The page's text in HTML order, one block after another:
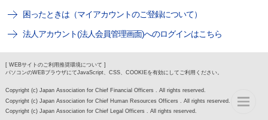
困ったときは（マイアカウントのご登録について）
法人アカウント(法人会員管理画面)へのログインはこちら
[ WEBサイトのご利用推奨環境について ]
パソコンのWEBブラウザにてJavaScript、CSS、COOKIEを有効にしてご利用ください。
Copyright (c) Japan Association for Chief Financial Officers . All rights reserved.
Copyright (c) Japan Association for Chief Human Resources Officers . All rights reserved.
Copyright (c) Japan Association for Chief Legal Officers . All rights reserved.